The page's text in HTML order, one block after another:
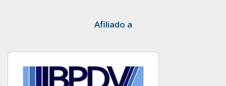
Afiliado a